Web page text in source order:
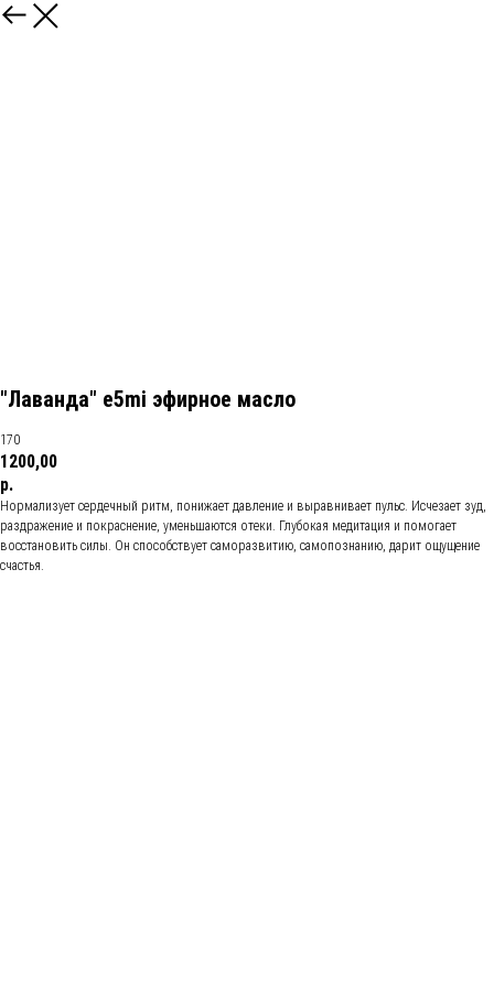
"Лаванда" e5mi эфирное масло
170
1200,00
р.
Нормализует сердечный ритм, понижает давление и выравнивает пульс. Исчезает зуд,
раздражение и покраснение, уменьшаются отеки. Глубокая медитация и помогает
восстановить силы. Он способствует саморазвитию, самопознанию, дарит ощущение
счастья.